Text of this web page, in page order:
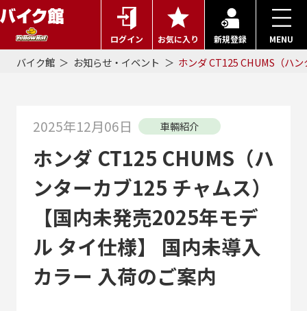
ログイン お気に入り 新規登録 MENU
バイク館 お知らせ・イベント ホンダ CT125 CHUMS（ハ
2025年12月06日 車輛紹介
ホンダ CT125 CHUMS（ハ
ンターカブ125 チャムス）
【国内未発売2025年モデ
ル タイ仕様】 国内未導入
カラー 入荷のご案内